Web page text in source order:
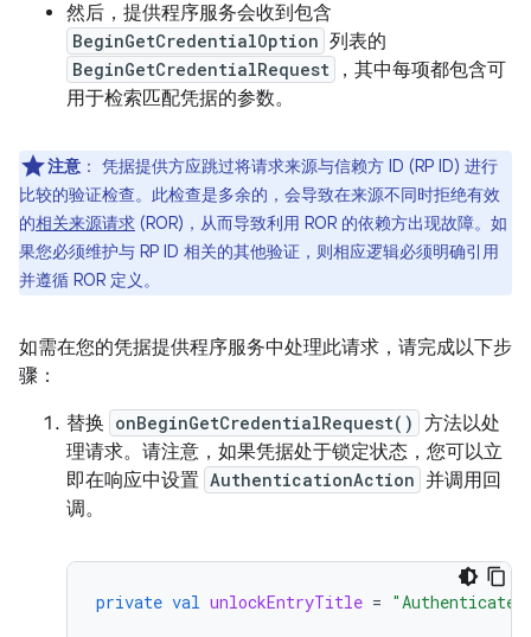
然后，提供程序服务会收到包含
BeginGetCredentialOption 列表的
BeginGetCredentialRequest
，其中每项都包含可
用于检索匹配凭据的参数。
注意 ： 凭据提供方应跳过将请求来源与信赖方 ID (RP ID) 进行
比较的验证检查。此检查是多余的，会导致在来源不同时拒绝有效
的相关来源请求 (ROR)，从而导致利用 ROR 的依赖方出现故障。如
果您必须维护与 RP ID 相关的其他验证，则相应逻辑必须明确引用
并遵循 ROR 定义。
如需在您的凭据提供程序服务中处理此请求，请完成以下步
骤：
替换 onBeginGetCredentialRequest() 方法以处
理请求。请注意，如果凭据处于锁定状态，您可以立
即在响应中设置 AuthenticationAction 并调用回
调。
private val unlockEntryTitle = "Authenticate